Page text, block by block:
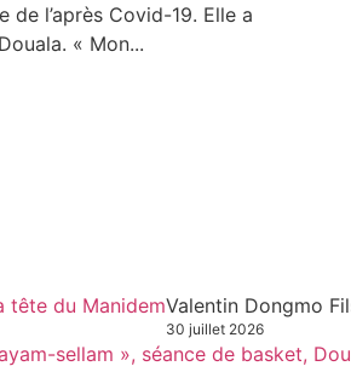
l’après Covid-19. Elle a
« Mon...
Valentin Dongmo
30 juillet 2026